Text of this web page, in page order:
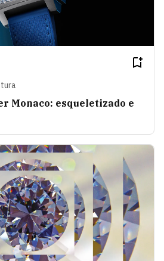
Monaco: esqueletizado e